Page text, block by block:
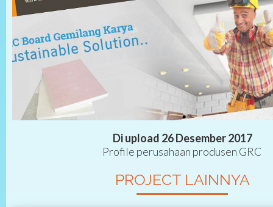
Di upload 26 Desember 2017
Profile perusahaan produsen GRC
PROJECT LAINNYA